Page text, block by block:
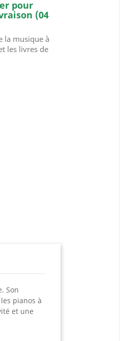
pour
(04
la musique à
les livres de
Son
pianos à
et une